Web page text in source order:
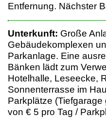
Entfernung. Nächster
Unterkunft: Große
Gebäudekomplexen
Parkanlage. Eine
Bänken lädt zum
Hotelhalle, Leseecke,
Sonnenterrasse im
Parkplätze
von € 5 pro Tag /